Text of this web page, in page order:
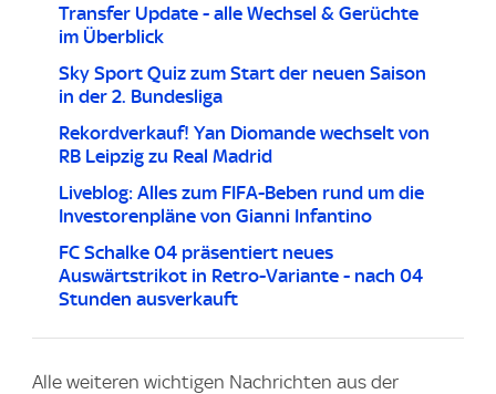
Transfer Update - alle Wechsel & Gerüchte
im Überblick
Sky Sport Quiz zum Start der neuen Saison
in der 2. Bundesliga
Rekordverkauf! Yan Diomande wechselt von
RB Leipzig zu Real Madrid
Liveblog: Alles zum FIFA-Beben rund um die
Investorenpläne von Gianni Infantino
FC Schalke 04 präsentiert neues
Auswärtstrikot in Retro-Variante - nach 04
Stunden ausverkauft
Alle weiteren wichtigen Nachrichten aus der